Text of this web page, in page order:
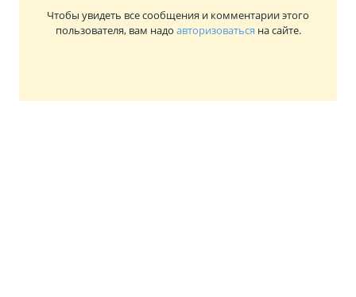
Чтобы увидеть все сообщения и комментарии этого
пользователя, вам надо авторизоваться на сайте.